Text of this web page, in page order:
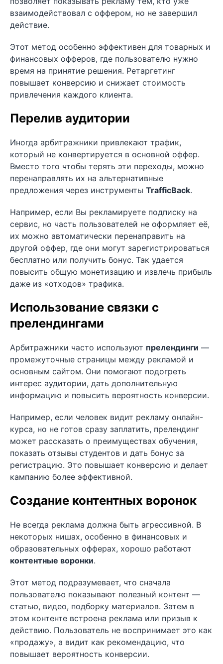
взаимодействовал с оффером, но не завершил
действие.
Этот метод особенно эффективен для товарных и
финансовых офферов, где пользователю нужно
время на принятие решения. Ретаргетинг
повышает конверсию и снижает стоимость
привлечения каждого клиента.
Перелив аудитории
Иногда арбитражники привлекают трафик,
который не конвертируется в основной оффер.
Вместо того чтобы терять эти переходы, можно
перенаправлять их на альтернативные
предложения через инструменты TrafficBack.
Например, если Вы рекламируете подписку на
сервис, но часть пользователей не оформляет её,
их можно автоматически перенаправить на
другой оффер, где они могут зарегистрироваться
бесплатно или получить бонус. Так удается
повысить общую монетизацию и извлечь прибыль
даже из «отходов» трафика.
Использование связки с
прелендингами
Арбитражники часто используют прелендинги —
промежуточные страницы между рекламой и
основным сайтом. Они помогают подогреть
интерес аудитории, дать дополнительную
информацию и повысить вероятность конверсии.
Например, если человек видит рекламу онлайн-
курса, но не готов сразу заплатить, прелендинг
может рассказать о преимуществах обучения,
показать отзывы студентов и дать бонус за
регистрацию. Это повышает конверсию и делает
кампанию более эффективной.
Создание контентных воронок
Не всегда реклама должна быть агрессивной. В
некоторых нишах, особенно в финансовых и
образовательных офферах, хорошо работают
контентные воронки.
Этот метод подразумевает, что сначала
пользователю показывают полезный контент —
статью, видео, подборку материалов. Затем в
этом контенте встроена реклама или призыв к
действию. Пользователь не воспринимает это как
«продажу», а видит как рекомендацию, что
повышает вероятность конверсии.